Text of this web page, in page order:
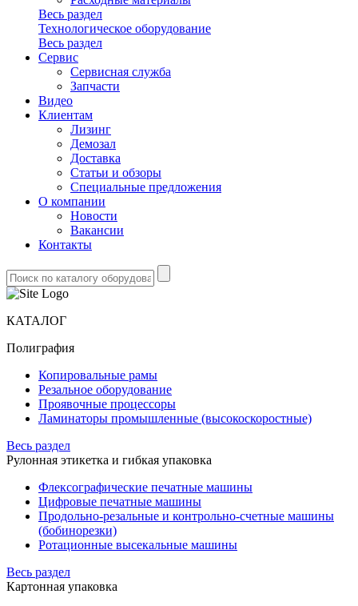
Весь раздел
Технологическое оборудование
Весь раздел
Сервис
Сервисная служба
Запчасти
Видео
Клиентам
Лизинг
Демозал
Доставка
Статьи и обзоры
Специальные предложения
О компании
Новости
Вакансии
Контакты
КАТАЛОГ
Полиграфия
Копировальные рамы
Резальное оборудование
Проявочные процессоры
Ламинаторы промышленные (высокоскоростные)
Весь раздел
Рулонная этикетка и гибкая упаковка
Флексографические печатные машины
Цифровые печатные машины
Продольно-резальные и контрольно-счетные машины
(бобинорезки)
Ротационные высекальные машины
Весь раздел
Картонная упаковка